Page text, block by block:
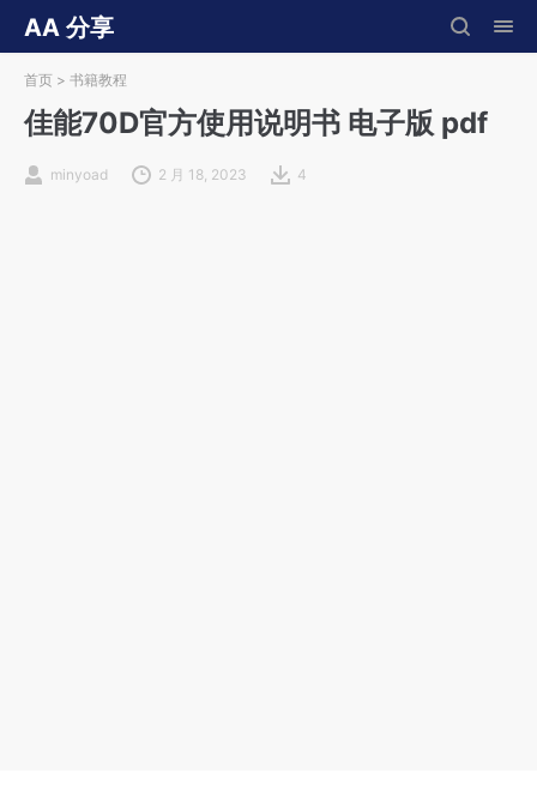
AA 分享
首页 > 书籍教程
佳能70D官方使用说明书 电子版 pdf
minyoad 2 月 18, 2023 4